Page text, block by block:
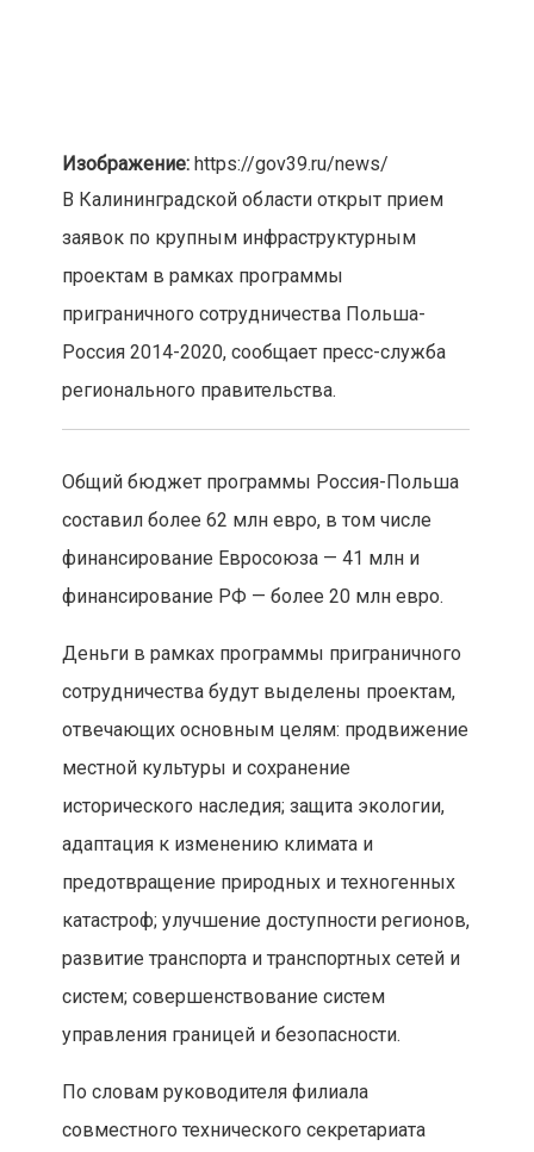
Изображение: https://gov39.ru/news/
В Калининградской области открыт прием
заявок по крупным инфраструктурным
проектам в рамках программы
приграничного сотрудничества Польша-
Россия 2014-2020, сообщает пресс-служба
регионального правительства.
Общий бюджет программы Россия-Польша
составил более 62 млн евро, в том числе
финансирование Евросоюза — 41 млн и
финансирование РФ — более 20 млн евро.
Деньги в рамках программы приграничного
сотрудничества будут выделены проектам,
отвечающих основным целям: продвижение
местной культуры и сохранение
исторического наследия; защита экологии,
адаптация к изменению климата и
предотвращение природных и техногенных
катастроф; улучшение доступности регионов,
развитие транспорта и транспортных сетей и
систем; совершенствование систем
управления границей и безопасности.
По словам руководителя филиала
совместного технического секретариата